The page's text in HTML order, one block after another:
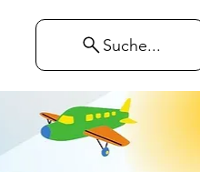
Suche...